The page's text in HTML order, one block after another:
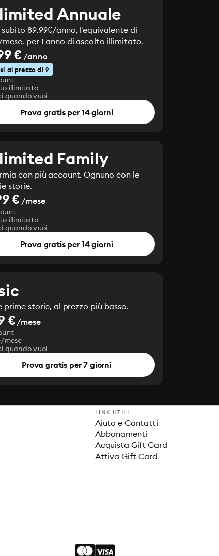
Annuale
subito 89.99€/anno, l'equivalente di
per 1 anno di ascolto illimitato.
€ /anno
al prezzo di 9
illimitato
quando vuoi
Prova gratis per 14 giorni
Family
con più account. Ognuno con le
storie.
€ /mese
illimitato
quando vuoi
Prova gratis per 14 giorni
prime storie, al prezzo più basso.
€/mese
mese
quando vuoi
Prova gratis per 7 giorni
LINK UTILI
Aiuto e Contatti
Abbonamenti
Acquista Gift Card
Attiva Gift Card